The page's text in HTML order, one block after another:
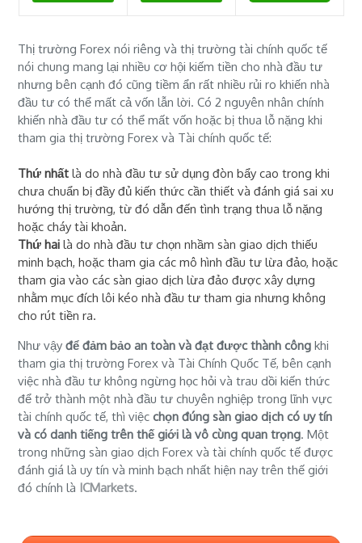
Thị trường Forex nói riêng và thị trường tài chính quốc tế
nói chung mang lại nhiều cơ hội kiếm tiền cho nhà đầu tư
nhưng bên cạnh đó cũng tiềm ẩn rất nhiều rủi ro khiến nhà
đầu tư có thể mất cả vốn lẫn lời. Có 2 nguyên nhân chính
khiến nhà đầu tư có thể mất vốn hoặc bị thua lỗ nặng khi
tham gia thị trường Forex và Tài chính quốc tế:
Thứ nhất là do nhà đầu tư sử dụng đòn bẩy cao trong khi
chưa chuẩn bị đầy đủ kiến thức cần thiết và đánh giá sai xu
hướng thị trường, từ đó dẫn đến tình trạng thua lỗ nặng
hoặc cháy tài khoản.
Thứ hai là do nhà đầu tư chọn nhầm sàn giao dịch thiếu
minh bạch, hoặc tham gia các mô hình đầu tư lừa đảo, hoặc
tham gia vào các sàn giao dịch lừa đảo được xây dựng
nhằm mục đích lôi kéo nhà đầu tư tham gia nhưng không
cho rút tiền ra.
Như vậyđể đảm bảo an toàn và đạt được thành công khi
tham gia thị trường Forex và Tài Chính Quốc Tế, bên cạnh
việc nhà đầu tư không ngừng học hỏi và trau dồi kiến thức
để trở thành một nhà đầu tư chuyên nghiệp trong lĩnh vực
tài chính quốc tế, thì việcchọn đúng sàn giao dịch có uy tín
và có danh tiếng trên thế giới là vô cùng quan trọng. Một
trong những sàn giao dịch Forex và tài chính quốc tế được
đánh giá là uy tín và minh bạch nhất hiện nay trên thế giới
đó chính là ICMarkets.